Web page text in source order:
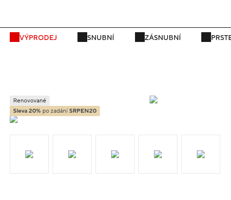
VÝPRODEJ SNUBNÍ ZÁSNUBNÍ
Renovované
Sleva 20% po zadání SRPEN20